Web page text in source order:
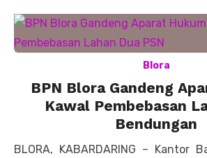
Blora
BPN Blora Gandeng
Kawal Pembebasan
Bendungan
BLORA, KABARDARING – Kantor